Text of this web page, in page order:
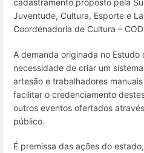
cadastramento proposto pela
Juventude, Cultura, Esporte e
Coordenadoria de Cultura –
A demanda originada no Estudo
necessidade de criar um
artesão e trabalhadores
facilitar o credenciamento
outros eventos ofertados
público.
É premissa das ações do